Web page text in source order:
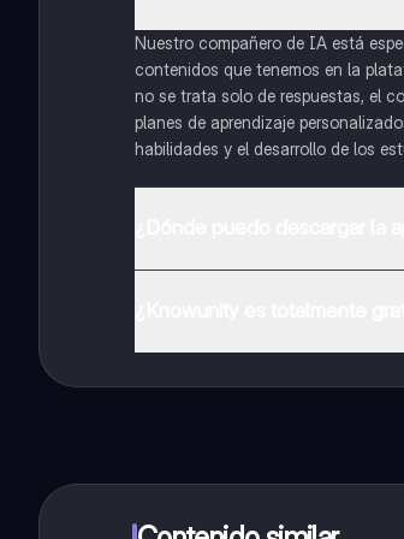
Nuestro compañero de IA está
contenidos que tenemos en la
no se trata solo de respuestas, el
planes de aprendizaje
habilidades y el desarrollo de los
inmeditamente. Puedes ganar